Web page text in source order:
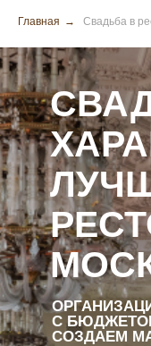
Главная → Свадьба в
С
СОЗДАЕМ